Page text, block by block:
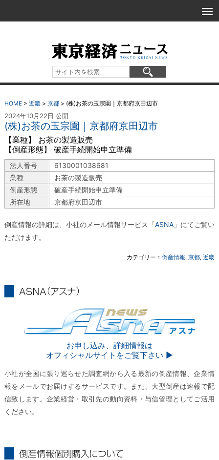
HOME> 近畿> 京都> (株)お茶の玉宗園｜京都府京田辺市
2024年10月22日 公開
(株)お茶の玉宗園｜京都府京田辺市
【業種】 お茶の製造販売
【倒産形態】 破産手続開始申立準備
法人番号
6130001038681
業種
お茶の製造販売
倒産形態
破産手続開始申立準備
所在地
京都府京田辺市
倒産情報の詳細は、小社のメール情報サービス「ASNA 」にてご覧い
ただけます。
カテゴリー：倒産情報,京都,近畿
お申し込み、詳細情報は
オフィシャルサイトをご覧下さい ▶︎
小社が全国に張り巡らせた調査網から入る最新の倒産情報、企業情
報をメールでお届けするサービスです。また、大型倒産は速報で配
信致します。企業経営・取引先の動向資料・与信管理としてご活用
ください。